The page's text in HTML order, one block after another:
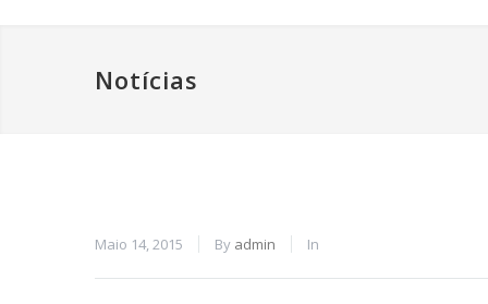
Notícias
Maio 14, 2015 By admin In